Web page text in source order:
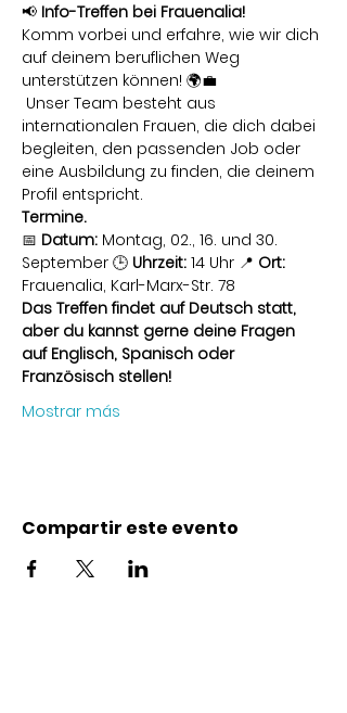
📢 Info-Treffen bei Frauenalia!
Komm vorbei und erfahre, wie wir dich
auf deinem beruflichen Weg
unterstützen können! 🌍💼
Unser Team besteht aus
internationalen Frauen, die dich dabei
begleiten, den passenden Job oder
eine Ausbildung zu finden, die deinem
Profil entspricht.
Termine.
📅 Datum: Montag, 02., 16. und 30.
September 🕒 Uhrzeit: 14 Uhr 📍 Ort:
Frauenalia, Karl-Marx-Str. 78
Das Treffen findet auf Deutsch statt,
aber du kannst gerne deine Fragen
auf Englisch, Spanisch oder
Französisch stellen!
Mostrar más
Compartir este evento